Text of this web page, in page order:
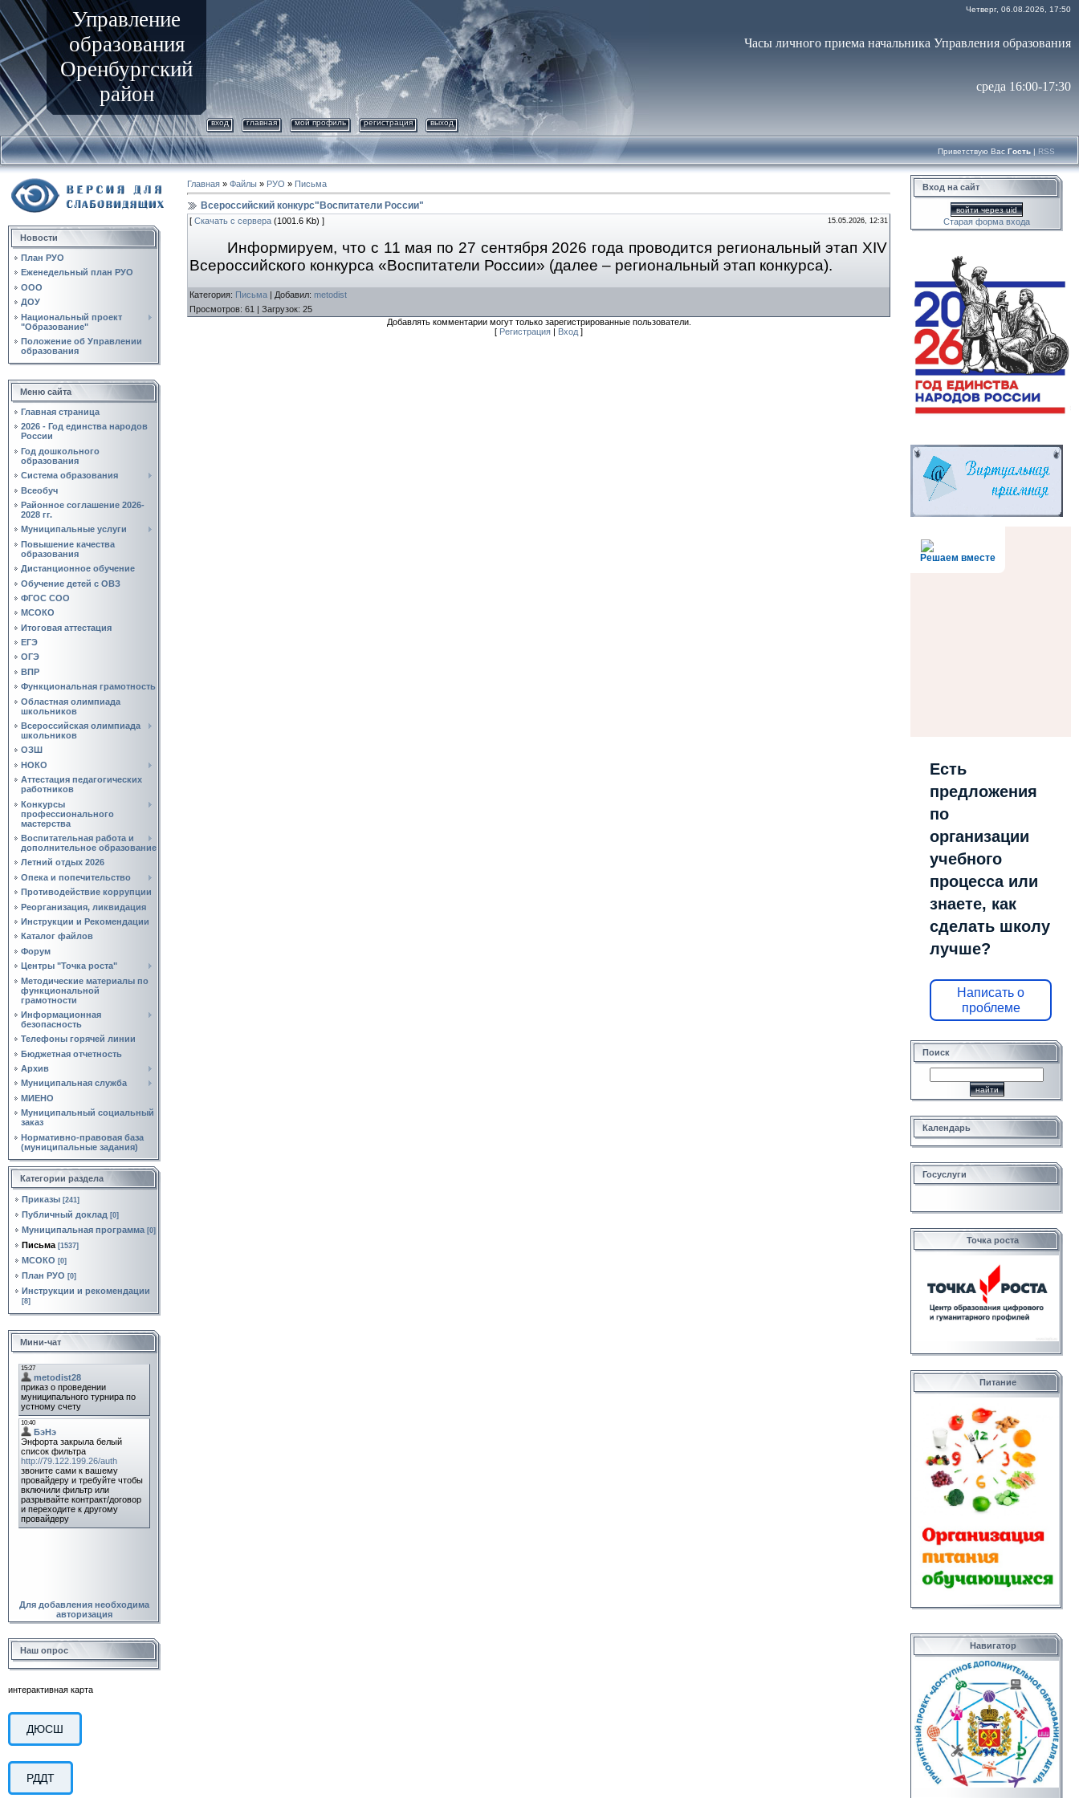
Управление
образования
Оренбургский
район
Четверг, 06.08.2026, 17:50
Часы личного приема начальника Управления образования
среда 16:00-17:30
вход главная мой профиль регистрация выход
Приветствую Вас Гость | RSS
Новости
План РУО
Еженедельный план РУО
ООО
ДОУ
Национальный проект
"Образование"
Положение об Управлении
образования
Меню сайта
Главная страница
2026 - Год единства народов
России
Год дошкольного
образования
Система образования
Всеобуч
Районное соглашение 2026-
2028 гг.
Муниципальные услуги
Повышение качества
образования
Дистанционное обучение
Обучение детей с ОВЗ
ФГОС СОО
МСОКО
Итоговая аттестация
ЕГЭ
ОГЭ
ВПР
Функциональная грамотность
Областная олимпиада
школьников
Всероссийская олимпиада
школьников
ОЗШ
НОКО
Аттестация педагогических
работников
Конкурсы
профессионального
мастерства
Воспитательная работа и
дополнительное образование
Летний отдых 2026
Опека и попечительство
Противодействие коррупции
Реорганизация, ликвидация
Инструкции и Рекомендации
Каталог файлов
Форум
Центры "Точка роста"
Методические материалы по
функциональной
грамотности
Информационная
безопасность
Телефоны горячей линии
Бюджетная отчетность
Архив
Муниципальная служба
МИЕНО
Муниципальный социальный
заказ
Нормативно‑правовая база
(муниципальные задания)
Категории раздела
Приказы [241]
Публичный доклад [0]
Муниципальная программа [0]
Письма [1537]
МСОКО [0]
План РУО [0]
Инструкции и рекомендации
[8]
Мини-чат
Для добавления необходима
авторизация
Наш опрос
интерактивная карта
ДЮСШ
РДДТ
Главная » Файлы » РУО » Письма
Всероссийский конкурс"Воспитатели России"
[ Скачать с сервера (1001.6 Kb) ] 15.05.2026, 12:31
Информируем, что с 11 мая по 27 сентября 2026 года проводится региональный этап XIV
Всероссийского конкурса «Воспитатели России» (далее – региональный этап конкурса).
Категория: Письма | Добавил: metodist
Просмотров: 61 | Загрузок: 25
Добавлять комментарии могут только зарегистрированные пользователи.
[ Регистрация | Вход ]
Вход на сайт
войти через uid
Старая форма входа
Решаем вместе
Есть
предложения
по
организации
учебного
процесса или
знаете, как
сделать школу
лучше?
Написать о
проблеме
Поиск
Календарь
Госуслуги
Точка роста
Питание
Навигатор